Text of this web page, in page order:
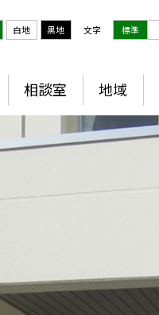
白地 黒地 文字 標準
相談室 地域